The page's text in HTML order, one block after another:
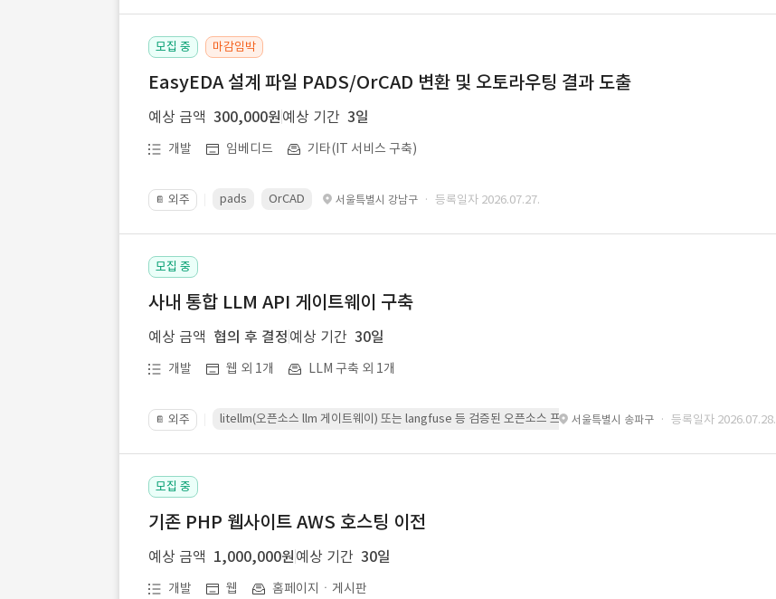
모집 중 마감임박
EasyEDA 설계 파일 PADS/OrCAD 변환 및 오토라우팅 결과 도출
예상 금액 300,000원 예상 기간 3일
개발 임베디드 기타(IT 서비스 구축)
📔 외주 pads OrCAD 서울특별시 강남구 · 등록일자 2026.07.27.
모집 중
사내 통합 LLM API 게이트웨이 구축
예상 금액 협의 후 결정 예상 기간 30일
개발 웹 외 1개 LLM 구축 외 1개
📔 외주 litellm(오픈소스 llm 게이트웨이) 또는 langfuse 등 검증된 오픈소스 프레임워크를 기반으로 시스템을 구축
서울특별시 송파구 · 등록일자 2026.07.28.
모집 중
기존 PHP 웹사이트 AWS 호스팅 이전
예상 금액 1,000,000원 예상 기간 30일
개발 웹 홈페이지ㆍ게시판